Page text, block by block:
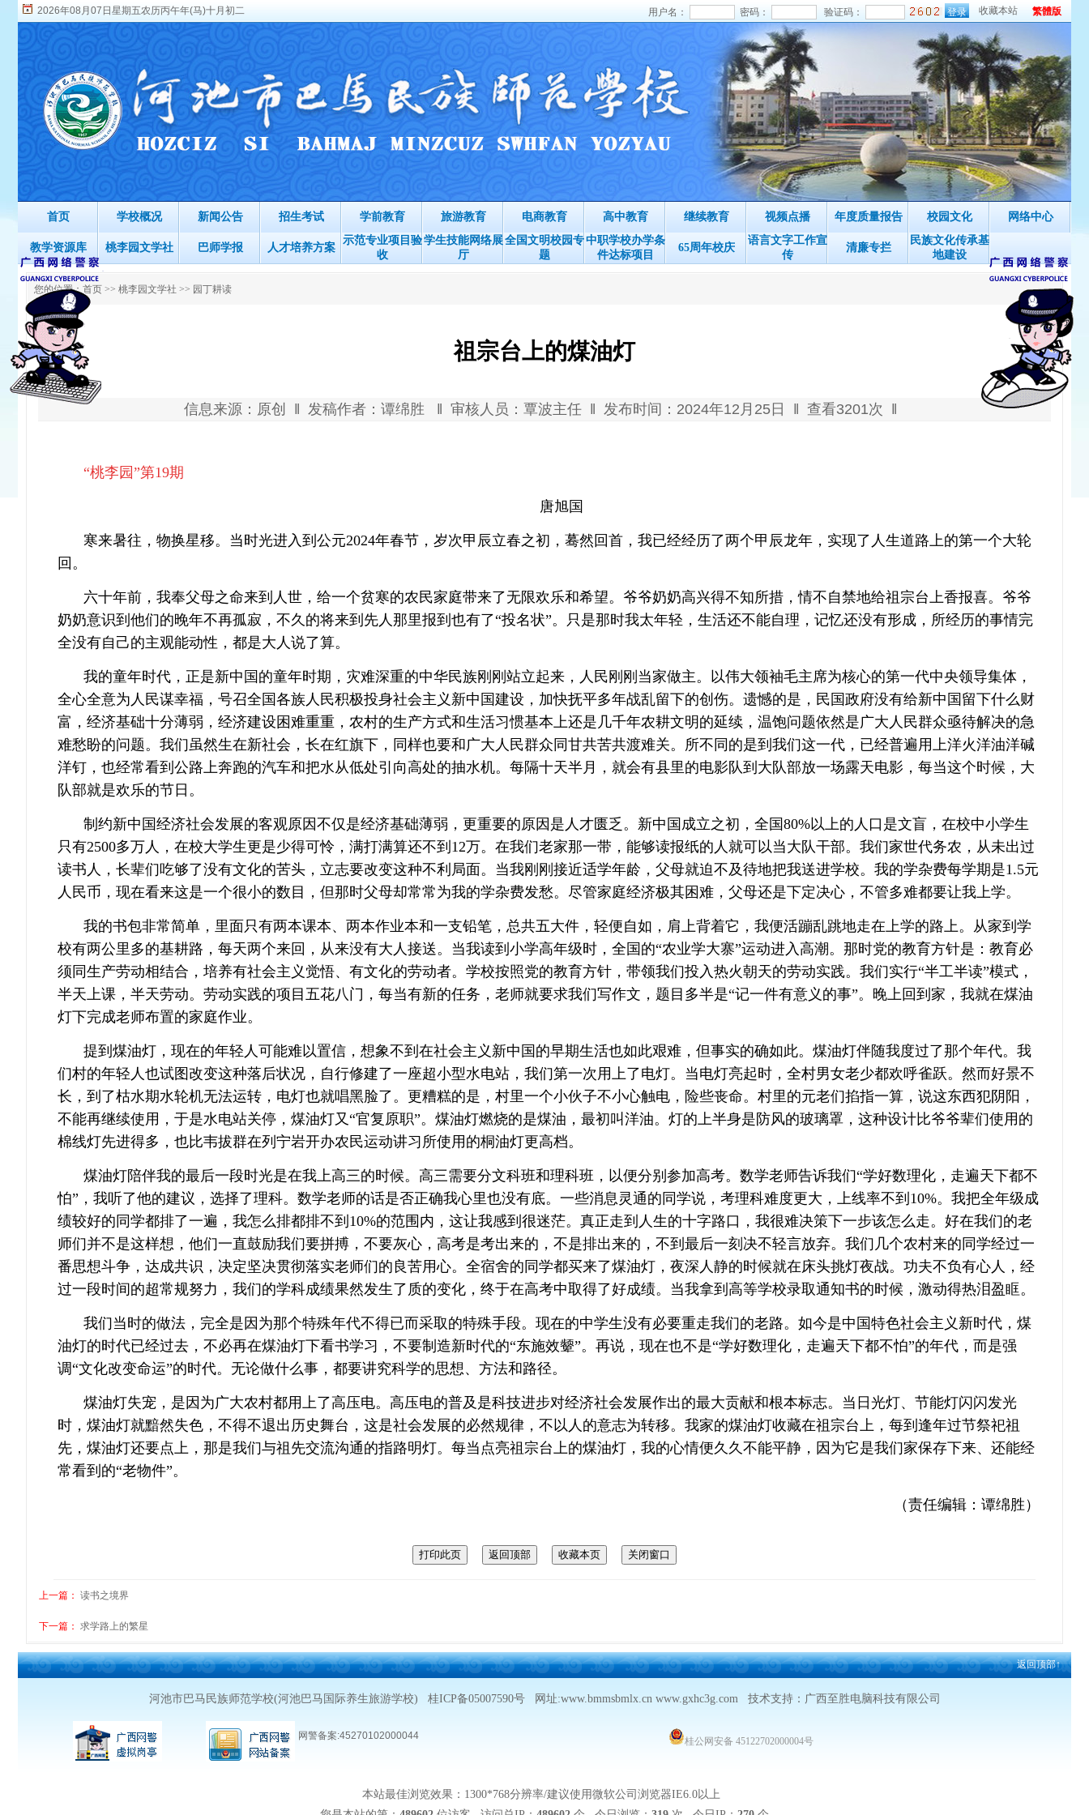
2026年08月07日星期五农历丙午年(马)十月初二 用户名： 密码： 验证码： 收藏本站 繁體版
首页 学校概况 新闻公告 招生考试 学前教育 旅游教育 电商教育 高中教育 继续教育 视频点播 年度质量报告 校园文化 网络中心
教学资源库 桃李园文学社 巴师学报 人才培养方案
示范专业项目验
收
学生技能网络展
厅
全国文明校园专
题
中职学校办学条
件达标项目
65周年校庆
语言文字工作宣
传
清廉专拦
民族文化传承基
地建设
您的位置：首页 >> 桃李园文学社 >> 园丁耕读
祖宗台上的煤油灯
信息来源：原创 ‖ 发稿作者：谭绵胜 ‖ 审核人员：覃波主任 ‖ 发布时间：2024年12月25日 ‖ 查看3201次 ‖
“桃李园”第19期
唐旭国
寒来暑往，物换星移。当时光进入到公元2024年春节，岁次甲辰立春之初，蓦然回首，我已经经历了两个甲辰龙年，实现了人生道路上的第一个大轮
回。
六十年前，我奉父母之命来到人世，给一个贫寒的农民家庭带来了无限欢乐和希望。爷爷奶奶高兴得不知所措，情不自禁地给祖宗台上香报喜。爷爷
奶奶意识到他们的晚年不再孤寂，不久的将来到先人那里报到也有了“投名状”。只是那时我太年轻，生活还不能自理，记忆还没有形成，所经历的事情完
全没有自己的主观能动性，都是大人说了算。
我的童年时代，正是新中国的童年时期，灾难深重的中华民族刚刚站立起来，人民刚刚当家做主。以伟大领袖毛主席为核心的第一代中央领导集体，
全心全意为人民谋幸福，号召全国各族人民积极投身社会主义新中国建设，加快抚平多年战乱留下的创伤。遗憾的是，民国政府没有给新中国留下什么财
富，经济基础十分薄弱，经济建设困难重重，农村的生产方式和生活习惯基本上还是几千年农耕文明的延续，温饱问题依然是广大人民群众亟待解决的急
难愁盼的问题。我们虽然生在新社会，长在红旗下，同样也要和广大人民群众同甘共苦共渡难关。所不同的是到我们这一代，已经普遍用上洋火洋油洋碱
洋钉，也经常看到公路上奔跑的汽车和把水从低处引向高处的抽水机。每隔十天半月，就会有县里的电影队到大队部放一场露天电影，每当这个时候，大
队部就是欢乐的节日。
制约新中国经济社会发展的客观原因不仅是经济基础薄弱，更重要的原因是人才匮乏。新中国成立之初，全国80%以上的人口是文盲，在校中小学生
只有2500多万人，在校大学生更是少得可怜，满打满算还不到12万。在我们老家那一带，能够读报纸的人就可以当大队干部。我们家世代务农，从未出过
读书人，长辈们吃够了没有文化的苦头，立志要改变这种不利局面。当我刚刚接近适学年龄，父母就迫不及待地把我送进学校。我的学杂费每学期是1.5元
人民币，现在看来这是一个很小的数目，但那时父母却常常为我的学杂费发愁。尽管家庭经济极其困难，父母还是下定决心，不管多难都要让我上学。
我的书包非常简单，里面只有两本课本、两本作业本和一支铅笔，总共五大件，轻便自如，肩上背着它，我便活蹦乱跳地走在上学的路上。从家到学
校有两公里多的基耕路，每天两个来回，从来没有大人接送。当我读到小学高年级时，全国的“农业学大寨”运动进入高潮。那时党的教育方针是：教育必
须同生产劳动相结合，培养有社会主义觉悟、有文化的劳动者。学校按照党的教育方针，带领我们投入热火朝天的劳动实践。我们实行“半工半读”模式，
半天上课，半天劳动。劳动实践的项目五花八门，每当有新的任务，老师就要求我们写作文，题目多半是“记一件有意义的事”。晚上回到家，我就在煤油
灯下完成老师布置的家庭作业。
提到煤油灯，现在的年轻人可能难以置信，想象不到在社会主义新中国的早期生活也如此艰难，但事实的确如此。煤油灯伴随我度过了那个年代。我
们村的年轻人也试图改变这种落后状况，自行修建了一座超小型水电站，我们第一次用上了电灯。当电灯亮起时，全村男女老少都欢呼雀跃。然而好景不
长，到了枯水期水轮机无法运转，电灯也就唱黑脸了。更糟糕的是，村里一个小伙子不小心触电，险些丧命。村里的元老们掐指一算，说这东西犯阴阳，
不能再继续使用，于是水电站关停，煤油灯又“官复原职”。煤油灯燃烧的是煤油，最初叫洋油。灯的上半身是防风的玻璃罩，这种设计比爷爷辈们使用的
棉线灯先进得多，也比韦拔群在列宁岩开办农民运动讲习所使用的桐油灯更高档。
煤油灯陪伴我的最后一段时光是在我上高三的时候。高三需要分文科班和理科班，以便分别参加高考。数学老师告诉我们“学好数理化，走遍天下都不
怕”，我听了他的建议，选择了理科。数学老师的话是否正确我心里也没有底。一些消息灵通的同学说，考理科难度更大，上线率不到10%。我把全年级成
绩较好的同学都排了一遍，我怎么排都排不到10%的范围内，这让我感到很迷茫。真正走到人生的十字路口，我很难决策下一步该怎么走。好在我们的老
师们并不是这样想，他们一直鼓励我们要拼搏，不要灰心，高考是考出来的，不是排出来的，不到最后一刻决不轻言放弃。我们几个农村来的同学经过一
番思想斗争，达成共识，决定坚决贯彻落实老师们的良苦用心。全宿舍的同学都买来了煤油灯，夜深人静的时候就在床头挑灯夜战。功夫不负有心人，经
过一段时间的超常规努力，我们的学科成绩果然发生了质的变化，终于在高考中取得了好成绩。当我拿到高等学校录取通知书的时候，激动得热泪盈眶。
我们当时的做法，完全是因为那个特殊年代不得已而采取的特殊手段。现在的中学生没有必要重走我们的老路。如今是中国特色社会主义新时代，煤
油灯的时代已经过去，不必再在煤油灯下看书学习，不要制造新时代的“东施效颦”。再说，现在也不是“学好数理化，走遍天下都不怕”的年代，而是强
调“文化改变命运”的时代。无论做什么事，都要讲究科学的思想、方法和路径。
煤油灯失宠，是因为广大农村都用上了高压电。高压电的普及是科技进步对经济社会发展作出的最大贡献和根本标志。当日光灯、节能灯闪闪发光
时，煤油灯就黯然失色，不得不退出历史舞台，这是社会发展的必然规律，不以人的意志为转移。我家的煤油灯收藏在祖宗台上，每到逢年过节祭祀祖
先，煤油灯还要点上，那是我们与祖先交流沟通的指路明灯。每当点亮祖宗台上的煤油灯，我的心情便久久不能平静，因为它是我们家保存下来、还能经
常看到的“老物件”。
（责任编辑：谭绵胜）
上一篇： 读书之境界
下一篇： 求学路上的繁星
返回顶部↑
河池市巴马民族师范学校(河池巴马国际养生旅游学校) 桂ICP备05007590号网址:www.bmmsbmlx.cn www.gxhc3g.com 技术支持：广西至胜电脑科技有限公司
网警备案:45270102000044 桂公网安备 45122702000004号
本站最佳浏览效果：1300*768分辨率/建议使用微软公司浏览器IE6.0以上